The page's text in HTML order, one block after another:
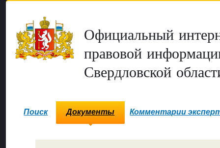
Официальный
правовой
Свердловской
Поиск Документы Комментарии